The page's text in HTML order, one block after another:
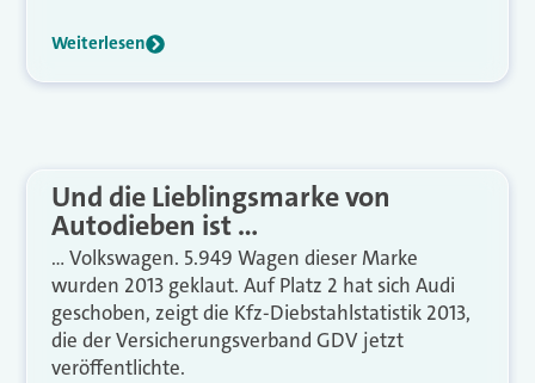
Weiterlesen
Und die Lieblingsmarke von
Autodieben ist …
… Volkswagen. 5.949 Wagen dieser Marke
wurden 2013 geklaut. Auf Platz 2 hat sich Audi
geschoben, zeigt die Kfz-Diebstahlstatistik 2013,
die der Versicherungsverband GDV jetzt
veröffentlichte.